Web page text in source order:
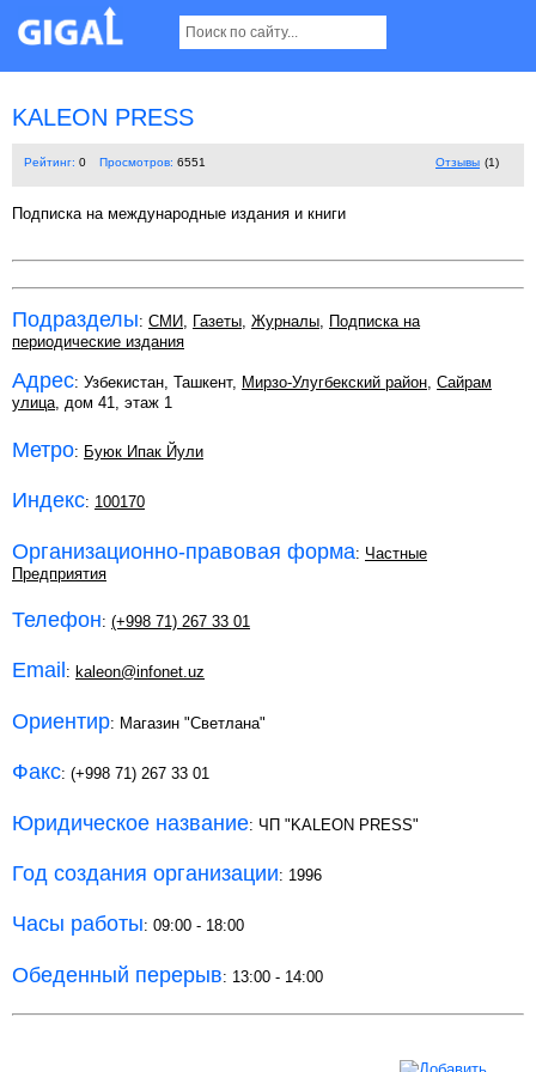
KALEON PRESS
Рейтинг: 0 Просмотров: 6551 Отзывы (1)
Подписка на международные издания и книги
Подразделы: СМИ, Газеты, Журналы, Подписка на
периодические издания
Адрес: Узбекистан, Ташкент, Мирзо-Улугбекский район, Сайрам
улица, дом 41, этаж 1
Метро: Буюк Ипак Йули
Индекс: 100170
Организационно-правовая форма: Частные
Предприятия
Телефон: (+998 71) 267 33 01
Email : kaleon@infonet.uz
Ориентир: Магазин "Светлана"
Факс: (+998 71) 267 33 01
Юридическое название: ЧП "KALEON PRESS"
Год создания организации: 1996
Часы работы: 09:00 - 18:00
Обеденный перерыв: 13:00 - 14:00